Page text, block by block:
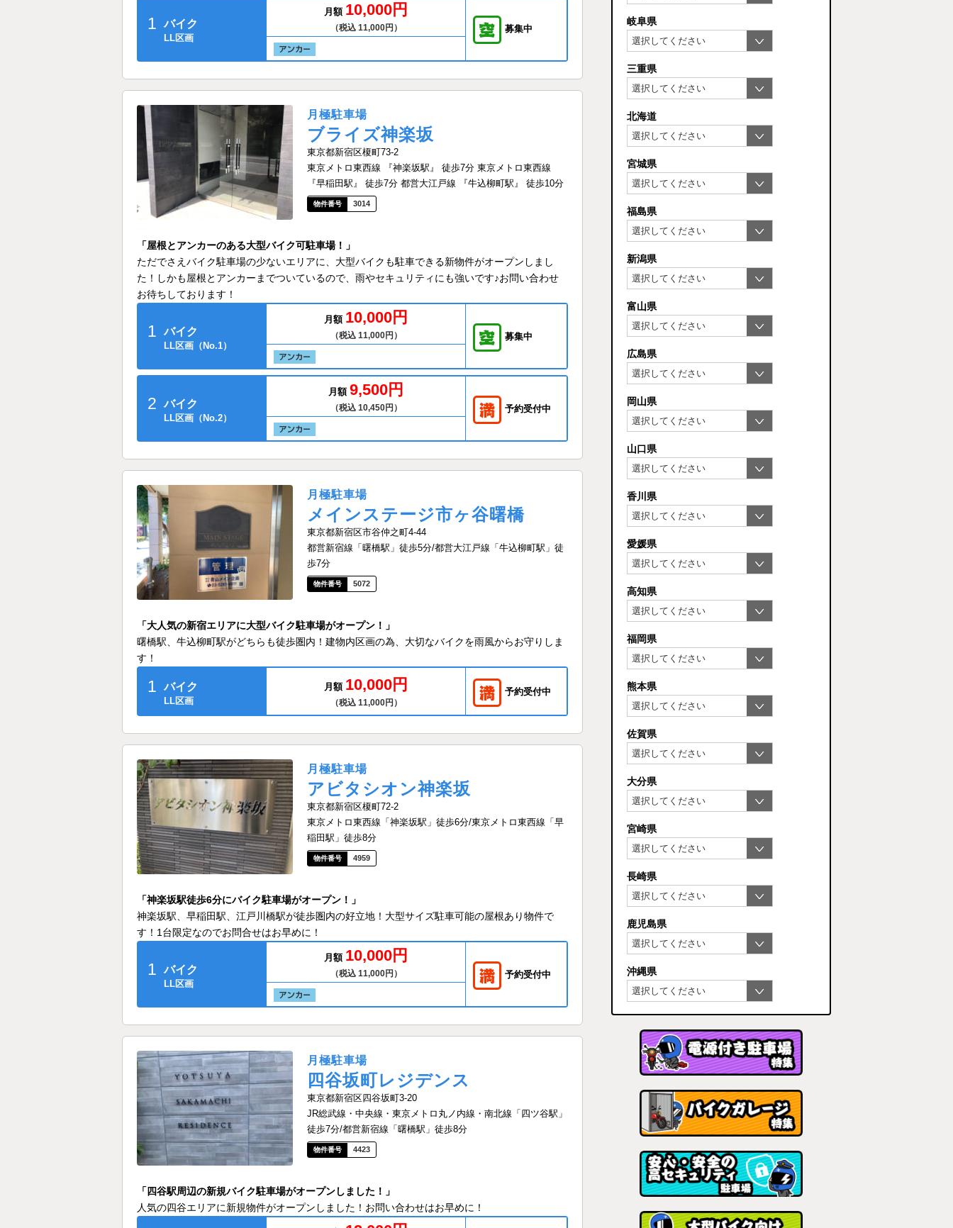
1 バイク
LL区画
月額 10,000円
（税込 11,000円） 募集中
月極駐車場
ブライズ神楽坂
東京都新宿区榎町73-2
東京メトロ東西線 『神楽坂駅』 徒歩7分 東京メトロ東西線
『早稲田駅』 徒歩7分 都営大江戸線 『牛込柳町駅』 徒歩10分
3014
「屋根とアンカーのある大型バイク可駐車場！」
ただでさえバイク駐車場の少ないエリアに、大型バイクも駐車できる新物件がオープンしまし
た！しかも屋根とアンカーまでついているので、雨やセキュリティにも強いです♪お問い合わせ
お待ちしております！
1 バイク
LL区画（No.1）
月額 10,000円
（税込 11,000円） 募集中
2 バイク
LL区画（No.2）
月額 9,500円
（税込 10,450円） 予約受付中
月極駐車場
メインステージ市ヶ谷曙橋
東京都新宿区市谷仲之町4-44
都営新宿線「曙橋駅」徒歩5分/都営大江戸線「牛込柳町駅」徒
歩7分
5072
「大人気の新宿エリアに大型バイク駐車場がオープン！」
曙橋駅、牛込柳町駅がどちらも徒歩圏内！建物内区画の為、大切なバイクを雨風からお守りしま
す！
1 バイク
LL区画
月額 10,000円
（税込 11,000円）
予約受付中
月極駐車場
アビタシオン神楽坂
東京都新宿区榎町72-2
東京メトロ東西線「神楽坂駅」徒歩6分/東京メトロ東西線「早
稲田駅」徒歩8分
4959
「神楽坂駅徒歩6分にバイク駐車場がオープン！」
神楽坂駅、早稲田駅、江戸川橋駅が徒歩圏内の好立地！大型サイズ駐車可能の屋根あり物件で
す！1台限定なのでお問合せはお早めに！
1 バイク
LL区画
月額 10,000円
（税込 11,000円） 予約受付中
月極駐車場
四谷坂町レジデンス
東京都新宿区四谷坂町3-20
JR総武線・中央線・東京メトロ丸ノ内線・南北線「四ツ谷駅」
徒歩7分/都営新宿線「曙橋駅」徒歩8分
4423
「四谷駅周辺の新規バイク駐車場がオープンしました！」
人気の四谷エリアに新規物件がオープンしました！お問い合わせはお早めに！
岐阜県
三重県
北海道
宮城県
福島県
新潟県
富山県
広島県
岡山県
山口県
香川県
愛媛県
高知県
福岡県
熊本県
佐賀県
大分県
宮崎県
長崎県
鹿児島県
沖縄県